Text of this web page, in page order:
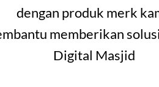
dengan produk merk
memberikan
Digital Masjid